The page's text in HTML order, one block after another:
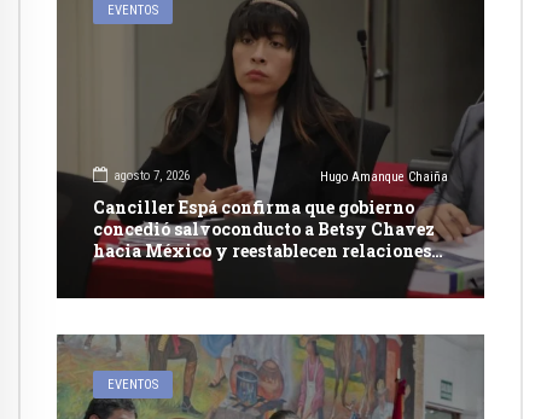
EVENTOS
agosto 7, 2026 Hugo Amanque Chaiña
Canciller Espá confirma que gobierno
concedió salvoconducto a Betsy Chavez
hacia México y reestablecen relaciones
con dicho país
EVENTOS